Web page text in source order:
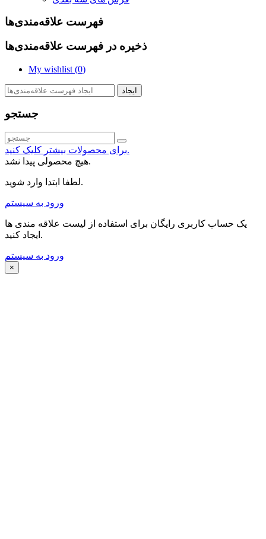
فهرست علاقه‌مندی‌ها
ذخیره در فهرست علاقه‌مندی‌ها
My wishlist (0)
ایجاد
جستجو
برای محصولات بیشتر کلیک کنید.
هیچ محصولی پیدا نشد.
لطفا ابتدا وارد شوید.
ورود به سیستم
یک حساب کاربری رایگان برای استفاده از لیست علاقه مندی ها
ایجاد کنید.
ورود به سیستم
×